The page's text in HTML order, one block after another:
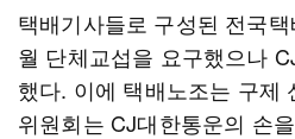
택배기사들로 구성된 전국
월 단체교섭을 요구했으나
했다. 이에 택배노조는 구제
위원회는 CJ대한통운의 손